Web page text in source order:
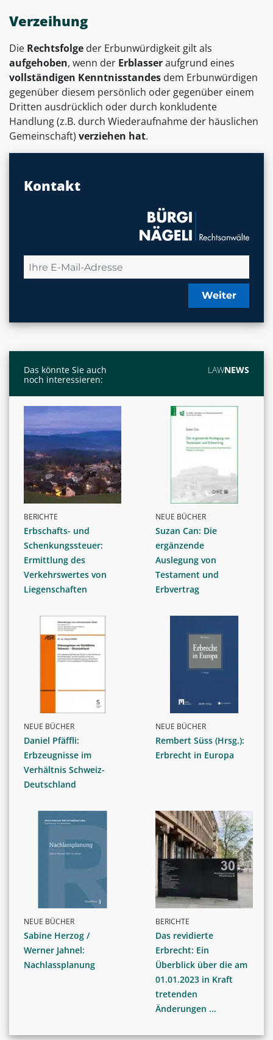
Verzeihung
Die Rechtsfolge der Erbunwürdigkeit gilt als
aufgehoben, wenn der Erblasseraufgrund eines
vollständigen Kenntnisstandes dem Erbunwürdigen
gegenüber diesem persönlich oder gegenüber einem
Dritten ausdrücklich oder durch konkludente
Handlung (z.B. durch Wiederaufnahme der häuslichen
Gemeinschaft) verziehen hat.
Kontakt
Weiter
Das könnte Sie auch
noch interessieren:
LAWNEWS
BERICHTE
Erbschafts- und
Schenkungssteuer:
Ermittlung des
Verkehrswertes von
Liegenschaften
NEUE BÜCHER
Suzan Can: Die
ergänzende
Auslegung von
Testament und
Erbvertrag
NEUE BÜCHER
Daniel Pfäffli:
Erbzeugnisse im
Verhältnis Schweiz-
Deutschland
NEUE BÜCHER
Rembert Süss (Hrsg.):
Erbrecht in Europa
NEUE BÜCHER
Sabine Herzog /
Werner Jahnel:
Nachlassplanung
BERICHTE
Das revidierte
Erbrecht: Ein
Überblick über die am
01.01.2023 in Kraft
tretenden
Änderungen ...